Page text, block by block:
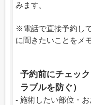
みます。
※電話で直接予約し
に聞きたいことをメ
予約前にチェッ
ラブルを防ぐ）
- 施術したい部位・お